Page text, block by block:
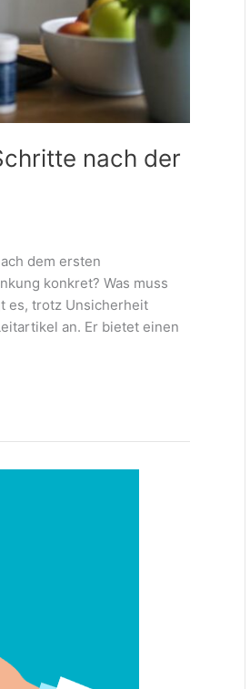
nach der
dem ersten
konkret? Was muss
es, trotz Unsicherheit
an. Er bietet einen